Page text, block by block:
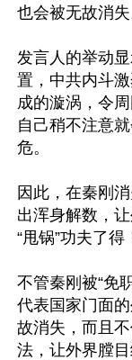
也会被无故消失
发言人的举动
置，中共内斗
成的漩涡，令
自己稍不注意
危。
因此，在秦刚
出浑身解数，
“甩锅”功夫了得
不管秦刚被“免
代表国家门面
故消失，而且
法，让外界膛